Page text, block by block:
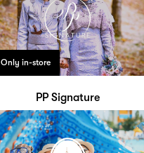
Only in-store
PP Signature